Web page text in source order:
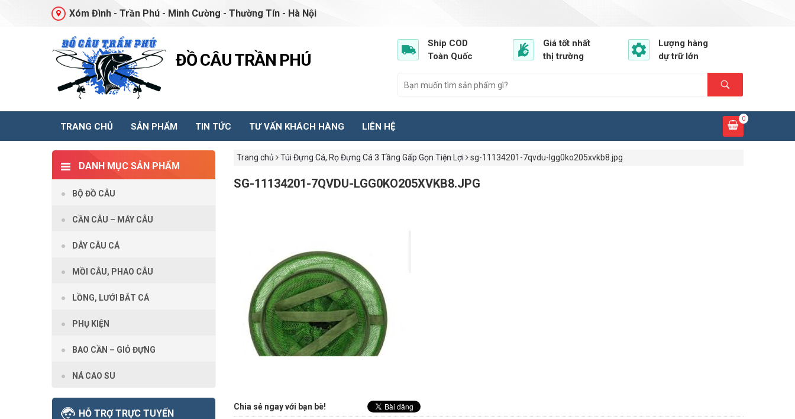
Xóm Đình - Trần Phú - Minh Cường - Thường Tín - Hà Nội
ĐỒ CÂU TRẦN PHÚ
Ship COD
Toàn Quốc
Giá tốt nhất
thị trường
Lượng hàng
dự trữ lớn
TRANG CHỦ SẢN PHẨM TIN TỨC TƯ VẤN KHÁCH HÀNG LIÊN HỆ
0
Trang chủ Túi Đựng Cá, Rọ Đựng Cá 3 Tầng Gấp Gọn Tiện Lợi sg-11134201-7qvdu-lgg0ko205xvkb8.jpg
SG-11134201-7QVDU-LGG0KO205XVKB8.JPG
Chia sẻ ngay với bạn bè!
DANH MỤC SẢN PHẨM
BỘ ĐỒ CÂU
CẦN CÂU – MÁY CÂU
DÂY CÂU CÁ
MỒI CÂU, PHAO CÂU
LỒNG, LƯỚI BẮT CÁ
PHỤ KIỆN
BAO CẦN – GIỎ ĐỰNG
NÁ CAO SU
HỖ TRỢ TRỰC TUYẾN